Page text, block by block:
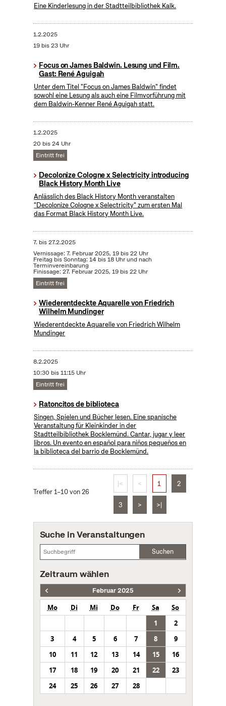
Eine Kinderlesung in der Stadtteilbibliothek Kalk.
1.2.2025
19 bis 23 Uhr
Focus on James Baldwin. Lesung und Film.
Gast: René Aguigah
Unter dem Titel "Focus on James Baldwin" findet
sowohl eine Lesung als auch eine Filmvorführung mit
dem Baldwin-Kenner René Aguigah statt.
1.2.2025
20 bis 24 Uhr
Eintritt frei
Decolonize Cologne x Selectricity introducing
Black History Month Live
Anlässlich des Black History Month veranstalten
"Decolonize Cologne x Selectricity" zum ersten Mal
das Format Black History Month Live.
7. bis27.2.2025
Vernissage: 7. Februar 2025, 19 bis 22 Uhr
Freitag bis Sonntag: 14 bis 18 Uhr und nach
Terminvereinbarung
Finissage: 27. Februar 2025, 19 bis 22 Uhr
Eintritt frei
Wiederentdeckte Aquarelle von Friedrich
Wilhelm Mundinger
Wiederentdeckte Aquarelle von Friedrich Wilhelm
Mundinger
8.2.2025
10:30 bis 11:15 Uhr
Eintritt frei
Ratoncitos de biblioteca
Singen, Spielen und Bücher lesen. Eine spanische
Veranstaltung für Kleinkinder in der
Stadtteilbibliothek Bocklemünd. Cantar, jugar y leer
libros. Un evento en español para niños pequeños en
la biblioteca del barrio de Bocklemünd.
Treffer 1–10 von 26
|< < 1 2
3 > >|
Suche in Veranstaltungen
Suchen
Zeitraum wählen
Februar 2025
Mo Di Mi Do Fr Sa
So
1
2
3
4 5 6 7 8
9
10
11 12 13 14 15
16
17
18 19 20 21 22
23
24
25 26 27 28